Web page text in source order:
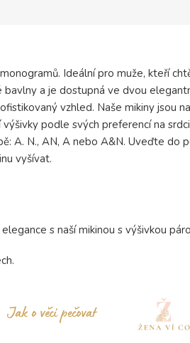
Ideální pro muže, kteří
a je dostupná ve dvou
vzhled. Naše mikiny jsou
podle svých preferencí na
A. N., AN, A nebo A&N. Uveďte do
vyšívat.
s naší mikinou s výšivkou